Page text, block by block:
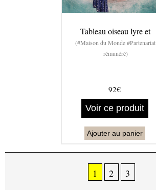
Tableau oiseau lyre et
(#Maison du Monde #Partenariat
rémunéré)
92€
Voir ce produit
Ajouter au panier
1 2 3